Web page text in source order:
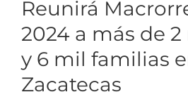
Reunirá
2024 a más de
y 6 mil familias
Zacatecas